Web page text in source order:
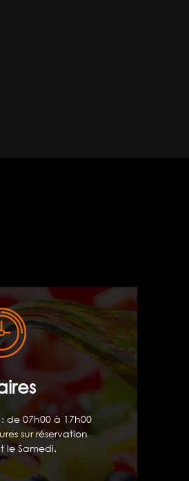
de 07h00 à 17h00
sur réservation
le Samedi.